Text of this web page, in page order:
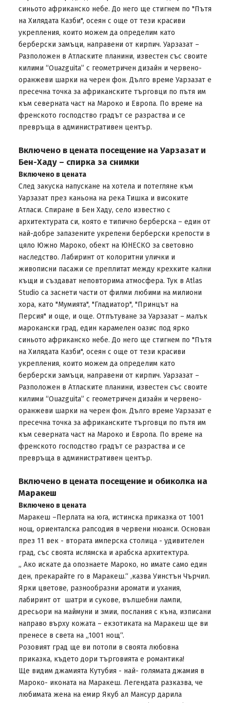
синьото африканско небе. До него ще стигнем по "Пътя
на Хилядата Казби", осеян с още от тези красиви
укрепления, които можем да определим като
берберски замъци, направени от кирпич. Уарзазат –
Разположен в Атласките планини, известен със своите
килими “Ouazguita” с геометричен дизайн и червено-
оранжеви шарки на черен фон. Дълго време Уарзазат е
пресечна точка за африканските търговци по пътя им
към северната част на Мароко и Европа. По време на
френското господство градът се разраства и се
превръща в административен център.
Включено в цената посещение на Уарзазат и
Бен-Хаду – спирка за снимки
Включено в цената
След закуска напускане на хотела и потегляне към
Уарзазат през каньона на река Тишка и високите
Атласи. Спиране в Бен Хаду, село известно с
архитектурата си, която е типично берберска – един от
най-добре запазените укрепени берберски крепости в
цяло Южно Мароко, обект на ЮНЕСКО за световно
наследство. Лабиринт от колоритни улички и
живописни пасажи се преплитат между крехките кални
къщи и създават неповторима атмосфера. Тук в Atlas
Studio са заснети части от филми любими на милиони
хора, като "Мумията", "Гладиатор", "Принцът на
Персия" и още, и още. Отпътуване за Уарзазат – малък
марокански град, един карамелен оазис под ярко
синьото африканско небе. До него ще стигнем по "Пътя
на Хилядата Казби", осеян с още от тези красиви
укрепления, които можем да определим като
берберски замъци, направени от кирпич. Уарзазат –
Разположен в Атласките планини, известен със своите
килими “Ouazguita” с геометричен дизайн и червено-
оранжеви шарки на черен фон. Дълго време Уарзазат е
пресечна точка за африканските търговци по пътя им
към северната част на Мароко и Европа. По време на
френското господство градът се разраства и се
превръща в административен център.
Включено в цената посещение и обиколка на
Маракеш
Включено в цената
Маракеш –Перлата на юга, истинска приказка от 1001
нощ, ориенталска рапсодия в червени нюанси. Основан
през 11 век - втората имперска столица - удивителен
град, със своята ислямска и арабска архитектура.
„ Ако искате да опознаете Мароко, но имате само един
ден, прекарайте го в Маракеш.“ ,казва Уинстън Чърчил.
Ярки цветове, разнообразни аромати и ухания,
лабиринт от шатри и сукове, вълшебни лампи,
дресьори на маймуни и змии, послания с къна, изписани
направо върху кожата – екзотиката на Маракеш ще ви
пренесе в света на „1001 нощ“.
Розовият град ще ви потопи в своята любовна
приказка, където дори търговията е романтика!
Ще видим джамията Кутубия - най- голямата джамия в
Мароко- иконата на Маракеш. Легендата разказва, че
любимата жена на емир Якуб ал Мансур дарила